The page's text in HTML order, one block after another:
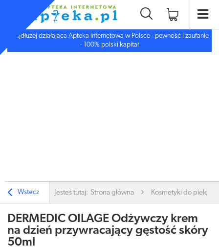
Najdłużej działająca Apteka internetowa w Polsce - pewność i zaufanie
- 100% polski kapitał
Wstecz Jesteś tutaj: Strona główna Kosmetyki do
DERMEDIC OILAGE Odżywczy krem
na dzień przywracający gęstość skóry
50ml